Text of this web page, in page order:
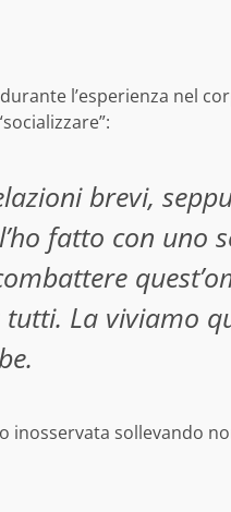
l’esperienza nel
brevi,
fatto con uno
La viviamo
inosservata sollevando